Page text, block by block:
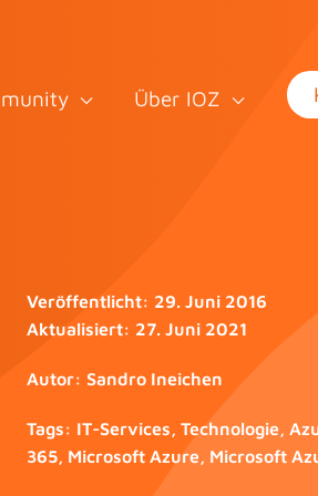
Über IOZ
Veröffentlicht: 29. Juni 2016
Aktualisiert: 27. Juni 2021
Autor: Sandro Ineichen
Tags: IT-Services, Technologie,
365, Microsoft Azure, Microsoft